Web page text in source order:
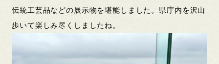
伝統工芸品などの展示物を堪能しました。県庁内を沢山
歩いて楽しみ尽くしましたね。